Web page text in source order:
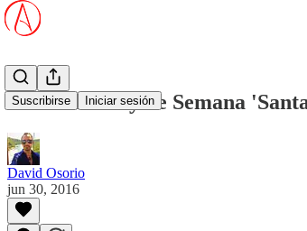
Suscribirse Iniciar sesión
Demandan ley de Semana
David Osorio
jun 30, 2016